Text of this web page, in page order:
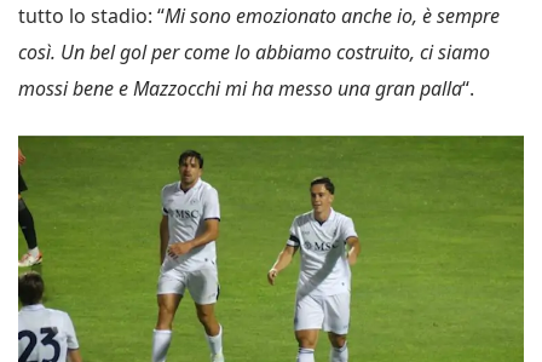
tutto lo stadio: “Mi sono emozionato anche io, è sempre
così. Un bel gol per come lo abbiamo costruito, ci siamo
mossi bene e Mazzocchi mi ha messo una gran palla“.